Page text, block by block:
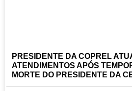
PRESIDENTE DA COPREL
ATENDIMENTOS APÓS
MORTE DO PRESIDENTE DA